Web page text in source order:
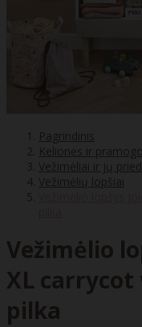
Pagrindinis
Kelionės ir
Vežimėliai ir jų
Vežimėlių lopšiai
Vežimėlio
XL
pilka